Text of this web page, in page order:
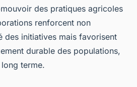
des pratiques agricoles
renforcent non
des initiatives mais favorisent
durable des populations,
terme.